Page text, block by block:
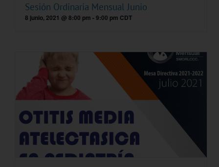
Sesión Ordinaria Mensual Junio
8 junio, 2021 @ 8:00 pm -9:00 pm CDT